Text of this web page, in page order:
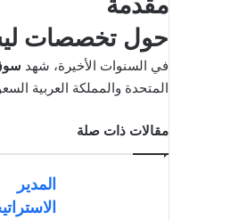
حول تخصصات
في السنوات الأخيرة، شهد
المتحدة والمملكة العربية
مقالات ذات صلة
المدير